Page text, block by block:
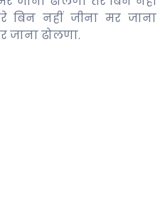
बिन नहीं जीना मर जाना
जाना ढोलणा.